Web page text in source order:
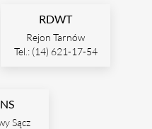
RDWT
Rejon Tarnów
Tel.: (14) 621-17-54
Sącz